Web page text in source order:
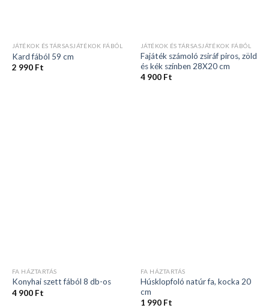
JÁTÉKOK ÉS TÁRSASJÁTÉKOK FÁBÓL
Kard fából 59 cm
2 990 Ft
JÁTÉKOK ÉS TÁRSASJÁTÉKOK FÁBÓL
Fajáték számoló zsiráf piros, zöld
és kék színben 28X20 cm
4 900 Ft
FA HÁZTARTÁS
Konyhai szett fából 8 db-os
4 900 Ft
FA HÁZTARTÁS
Húsklopfoló natúr fa, kocka 20
cm
1 990 Ft